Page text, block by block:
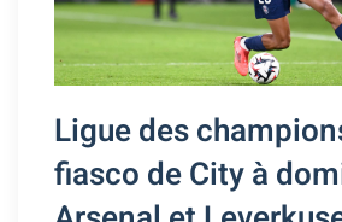
Ligue des
fiasco de City à